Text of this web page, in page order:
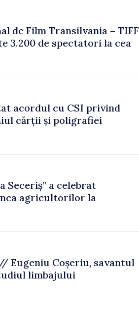
de Film Transilvania – TIFF
3.200 de spectatori la cea
acordul cu CSI privind
cărții și poligrafiei
Seceriș” a celebrat
agricultorilor la
Eugeniu Coșeriu, savantul
limbajului